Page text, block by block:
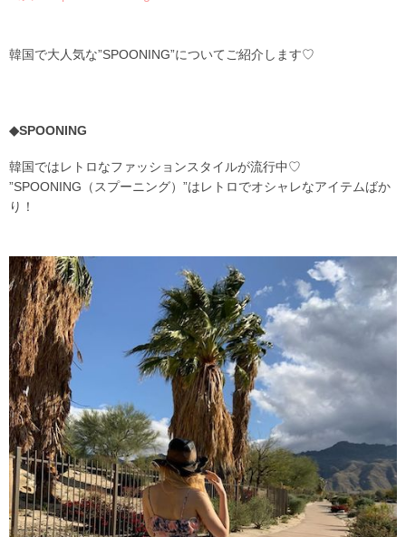
韓国で大人気な”SPOONING”についてご紹介します♡
◆SPOONING
韓国ではレトロなファッションスタイルが流行中♡
”SPOONING（スプーニング）”はレトロでオシャレなアイテムばか
り！